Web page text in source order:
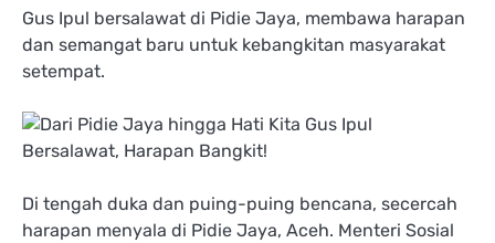
Gus Ipul bersalawat di Pidie Jaya, membawa harapan
dan semangat baru untuk kebangkitan masyarakat
setempat.
Di tengah duka dan puing-puing bencana, secercah
harapan menyala di Pidie Jaya, Aceh. Menteri Sosial